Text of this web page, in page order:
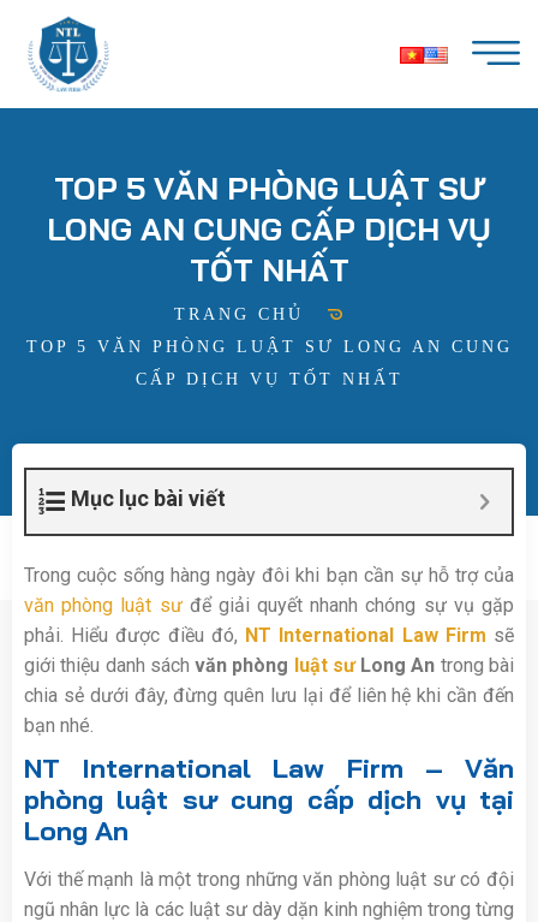
TOP 5 VĂN PHÒNG LUẬT SƯ
LONG AN CUNG CẤP DỊCH VỤ
TỐT NHẤT
TRANG CHỦ
TOP 5 VĂN PHÒNG LUẬT SƯ LONG AN CUNG
CẤP DỊCH VỤ TỐT NHẤT
Mục lục bài viết
Trong cuộc sống hàng ngày đôi khi bạn cần sự hỗ trợ của
văn phòng luật sưđể giải quyết nhanh chóng sự vụ gặp
phải. Hiểu được điều đó, NT International Law Firm sẽ
giới thiệu danh sáchvăn phòng luật sưLong An trong bài
chia sẻ dưới đây, đừng quên lưu lại để liên hệ khi cần đến
bạn nhé.
NT International Law Firm – Văn
phòng luật sư cung cấp dịch vụ tại
Long An
Với thế mạnh là một trong những văn phòng luật sư có đội
ngũ nhân lực là các luật sư dày dặn kinh nghiệm trong từng